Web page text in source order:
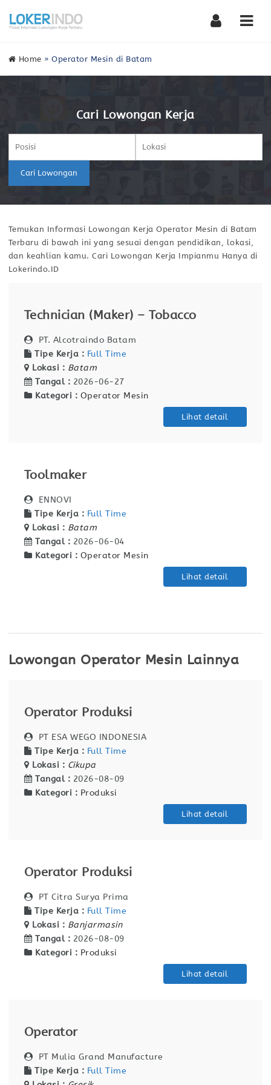
Home »Operator Mesin di Batam
Cari Lowongan Kerja
Cari Lowongan
Temukan Informasi Lowongan Kerja Operator Mesin di Batam
Terbaru di bawah ini yang sesuai dengan pendidikan, lokasi,
dan keahlian kamu. Cari Lowongan Kerja Impianmu Hanya di
Lokerindo.ID
Technician (Maker) – Tobacco
PT. Alcotraindo Batam
Tipe Kerja : Full Time
Lokasi : Batam
Tangal : 2026-06-27
Kategori : Operator Mesin
Lihat detail
Toolmaker
ENNOVI
Tipe Kerja : Full Time
Lokasi : Batam
Tangal : 2026-06-04
Kategori : Operator Mesin
Lihat detail
Lowongan Operator Mesin Lainnya
Operator Produksi
PT ESA WEGO INDONESIA
Tipe Kerja : Full Time
Lokasi : Cikupa
Tangal : 2026-08-09
Kategori : Produksi
Lihat detail
Operator Produksi
PT Citra Surya Prima
Tipe Kerja : Full Time
Lokasi : Banjarmasin
Tangal : 2026-08-09
Kategori : Produksi
Lihat detail
Operator
PT Mulia Grand Manufacture
Tipe Kerja : Full Time